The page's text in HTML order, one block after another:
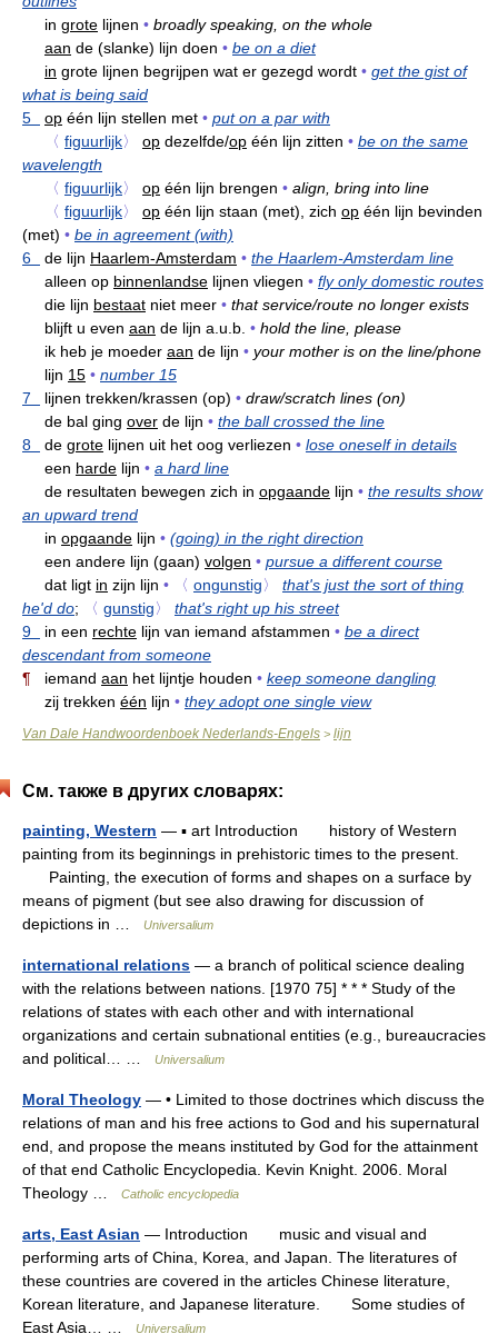
in grote lijnen • broadly speaking, on the whole
aan de (slanke) lijn doen • be on a diet
in grote lijnen begrijpen wat er gezegd wordt • get the gist of
what is being said
5
op één lijn stellen met • put on a par with
〈 figuurlijk〉 op dezelfde/op één lijn zitten • be on the same
wavelength
〈 figuurlijk〉 op één lijn brengen • align, bring into line
〈 figuurlijk〉 op één lijn staan (met), zich op één lijn bevinden
(met) • be in agreement (with)
6
de lijn Haarlem-Amsterdam • the Haarlem-Amsterdam line
alleen op binnenlandse lijnen vliegen • fly only domestic routes
die lijn bestaat niet meer • that service/route no longer exists
blijft u even aan de lijn a.u.b. • hold the line, please
ik heb je moeder aan de lijn • your mother is on the line/phone
lijn 15 • number 15
7
lijnen trekken/krassen (op) • draw/scratch lines (on)
de bal ging over de lijn • the ball crossed the line
8
de grote lijnen uit het oog verliezen • lose oneself in details
een harde lijn • a hard line
de resultaten bewegen zich in opgaande lijn • the results show
an upward trend
in opgaande lijn • (going) in the right direction
een andere lijn (gaan) volgen • pursue a different course
dat ligt in zijn lijn • 〈 ongunstig〉
that's just the sort of thing
he'd do; 〈 gunstig〉
that's right up his street
9
in een rechte lijn van iemand afstammen • be a direct
descendant from someone
¶ iemand aan het lijntje houden • keep someone dangling
zij trekken één lijn • they adopt one single view
Van Dale Handwoordenboek Nederlands-Engels > lijn
См. также в других словарях:
painting, Western — ▪ art Introduction history of Western
painting from its beginnings in prehistoric times to the present.
Painting, the execution of forms and shapes on a surface by
means of pigment (but see also drawing for discussion of
depictions in …
Universalium
international relations — a branch of political science dealing
with the relations between nations. [1970 75] * * * Study of the
relations of states with each other and with international
organizations and certain subnational entities (e.g., bureaucracies
and political… …
Universalium
Moral Theology — • Limited to those doctrines which discuss the
relations of man and his free actions to God and his supernatural
end, and propose the means instituted by God for the attainment
of that end Catholic Encyclopedia. Kevin Knight. 2006. Moral
Theology …
Catholic encyclopedia
arts, East Asian — Introduction music and visual and
performing arts of China, Korea, and Japan. The literatures of
these countries are covered in the articles Chinese literature,
Korean literature, and Japanese literature. Some studies of
East Asia… …
Universalium